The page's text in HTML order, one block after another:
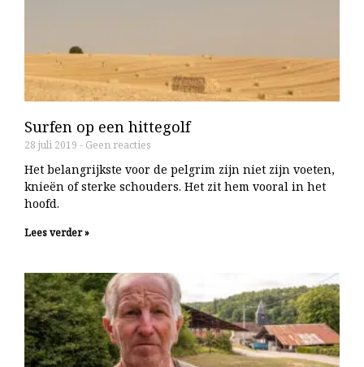
Surfen op een hittegolf
28 juli 2019 Geen reacties
Het belangrijkste voor de pelgrim zijn niet zijn voeten,
knieën of sterke schouders. Het zit hem vooral in het
hoofd.
Lees verder »